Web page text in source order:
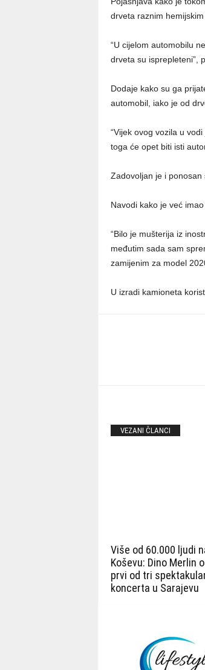
drveta raznim
“U cijelom automobilu
drveta su isprepleteni”,
Dodaje kako su ga
automobil, iako je od
“Vijek ovog vozila u
toga će opet biti isti
Zadovoljan je i ponosan
Navodi kako je već
“Bilo je mušterija iz
međutim sada sam
zamijenim za model
U izradi kamioneta
VEZANI ČLANCI
Više od 60.000 ljudi
Koševu: Dino Merlin
prvi od tri
koncerta u Sarajevu